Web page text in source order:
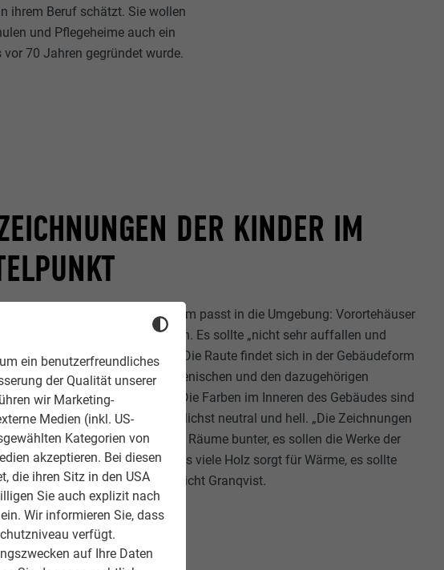
ein benutzerfreundliches
der Qualität unserer
wir Marketing-
Medien (inkl. US-
Kategorien von
akzeptieren. Bei diesen
die ihren Sitz in den USA
Sie auch explizit nach
Wir informieren Sie, dass
verfügt.
auf Ihre Daten
ihrem Beruf schätzt. Sie wollen
und Pflegeheime auch ein
70 Jahren gegründet wurde.
DER KINDER IM
geradlinige Gebäudeform passt in die Umgebung: Vorortehäuser
aus den 1960er und 70er-Jahren. Es sollte „nicht sehr auffallen und
betont Johan Granqvist. Die Raute findet sich in der Gebäudeform
wieder, aber auch in den Lesenischen und den dazugehörigen
die aus der Fassade ragen. Die Farben im Inneren des Gebäudes sind
des Auftraggebers – möglichst neutral und hell. „Die Zeichnungen
der Kinder machen nun die Räume bunter, es sollen die Werke der
im Mittelpunkt stehen. Das viele Holz sorgt für Wärme, es sollte
Kinder gut anfühlen“, unterstreicht Granqvist.